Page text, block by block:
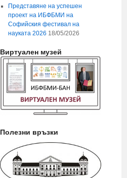
Представяне на успешен
проект на ИБФБМИ на
Софийския фестивал на
науката 2026 18/05/2026
Виртуален музей
Полезни връзки